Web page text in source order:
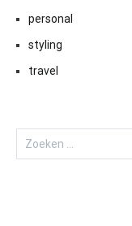
personal
styling
travel
Zoeken
naar: